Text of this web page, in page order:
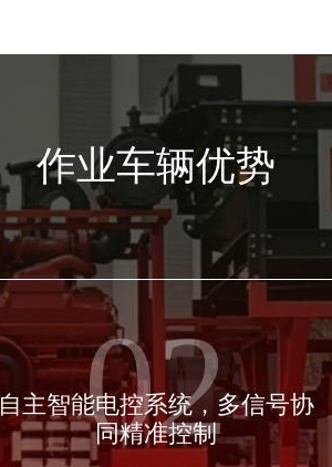
作业车辆优势
02
自主智能电控系统，多信号协
同精准控制